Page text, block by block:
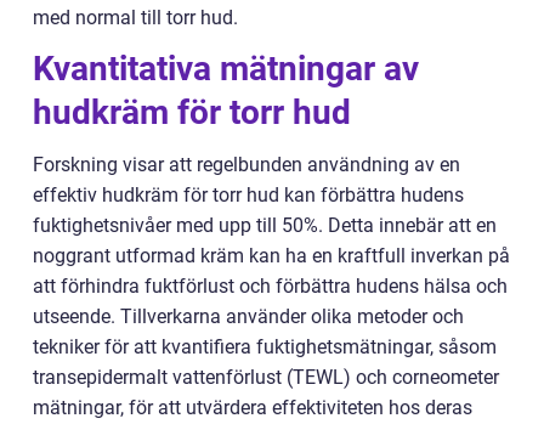
med normal till torr hud.
Kvantitativa mätningar av
hudkräm för torr hud
Forskning visar att regelbunden användning av en
effektiv hudkräm för torr hud kan förbättra hudens
fuktighetsnivåer med upp till 50%. Detta innebär att en
noggrant utformad kräm kan ha en kraftfull inverkan på
att förhindra fuktförlust och förbättra hudens hälsa och
utseende. Tillverkarna använder olika metoder och
tekniker för att kvantifiera fuktighetsmätningar, såsom
transepidermalt vattenförlust (TEWL) och corneometer
mätningar, för att utvärdera effektiviteten hos deras